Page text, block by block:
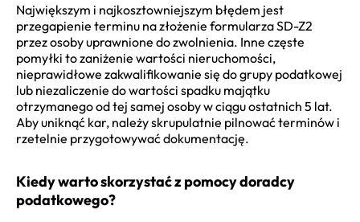
Największym i najkosztowniejszym błędem jest
przegapienie terminu na złożenie formularza SD-Z2
przez osoby uprawnione do zwolnienia. Inne częste
pomyłki to zaniżenie wartości nieruchomości,
nieprawidłowe zakwalifikowanie się do grupy podatkowej
lub niezaliczenie do wartości spadku majątku
otrzymanego od tej samej osoby w ciągu ostatnich 5 lat.
Aby uniknąć kar, należy skrupulatnie pilnować terminów i
rzetelnie przygotowywać dokumentację.
Kiedy warto skorzystać z pomocy doradcy
podatkowego?